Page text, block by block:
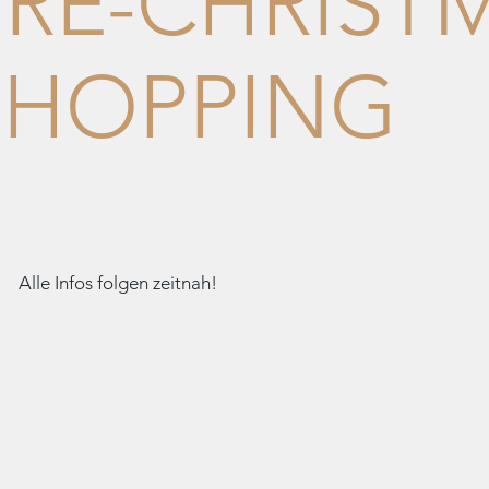
Alle Infos folgen zeitnah!